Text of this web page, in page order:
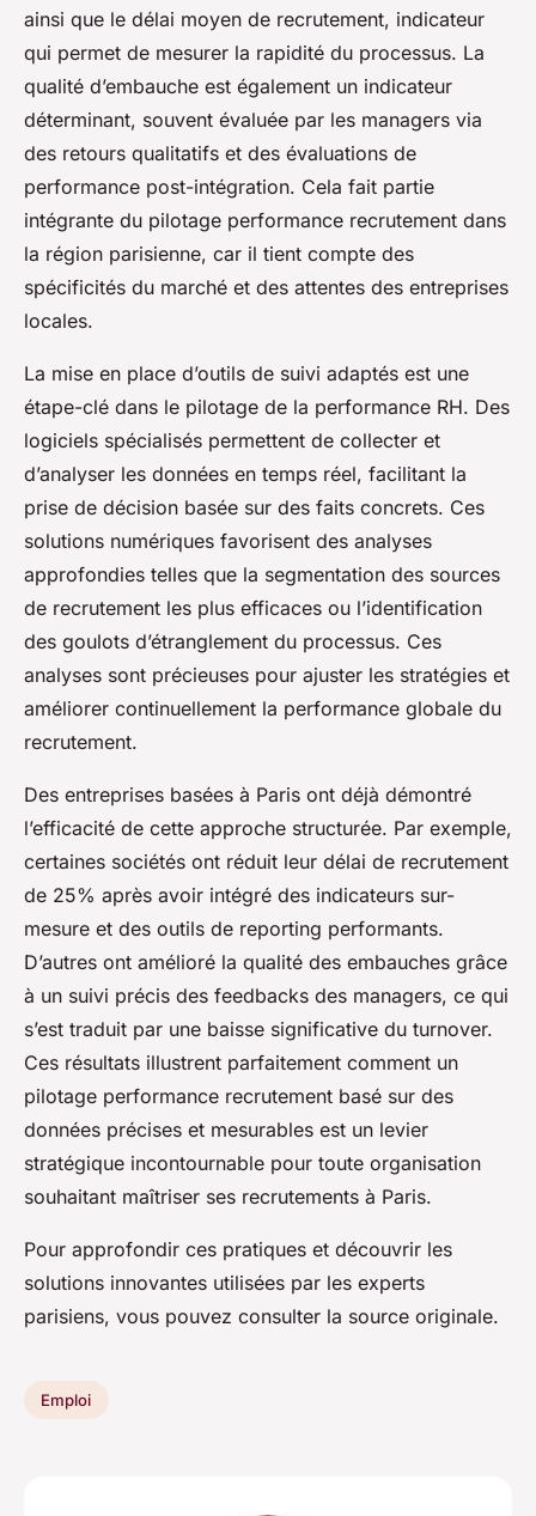
ainsi que le délai moyen de recrutement, indicateur
qui permet de mesurer la rapidité du processus. La
qualité d’embauche est également un indicateur
déterminant, souvent évaluée par les managers via
des retours qualitatifs et des évaluations de
performance post-intégration. Cela fait partie
intégrante du pilotage performance recrutement dans
la région parisienne, car il tient compte des
spécificités du marché et des attentes des entreprises
locales.
La mise en place d’outils de suivi adaptés est une
étape-clé dans le pilotage de la performance RH. Des
logiciels spécialisés permettent de collecter et
d’analyser les données en temps réel, facilitant la
prise de décision basée sur des faits concrets. Ces
solutions numériques favorisent des analyses
approfondies telles que la segmentation des sources
de recrutement les plus efficaces ou l’identification
des goulots d’étranglement du processus. Ces
analyses sont précieuses pour ajuster les stratégies et
améliorer continuellement la performance globale du
recrutement.
Des entreprises basées à Paris ont déjà démontré
l’efficacité de cette approche structurée. Par exemple,
certaines sociétés ont réduit leur délai de recrutement
de 25% après avoir intégré des indicateurs sur-
mesure et des outils de reporting performants.
D’autres ont amélioré la qualité des embauches grâce
à un suivi précis des feedbacks des managers, ce qui
s’est traduit par une baisse significative du turnover.
Ces résultats illustrent parfaitement comment un
pilotage performance recrutement basé sur des
données précises et mesurables est un levier
stratégique incontournable pour toute organisation
souhaitant maîtriser ses recrutements à Paris.
Pour approfondir ces pratiques et découvrir les
solutions innovantes utilisées par les experts
parisiens, vous pouvez consulter la source originale.
Emploi